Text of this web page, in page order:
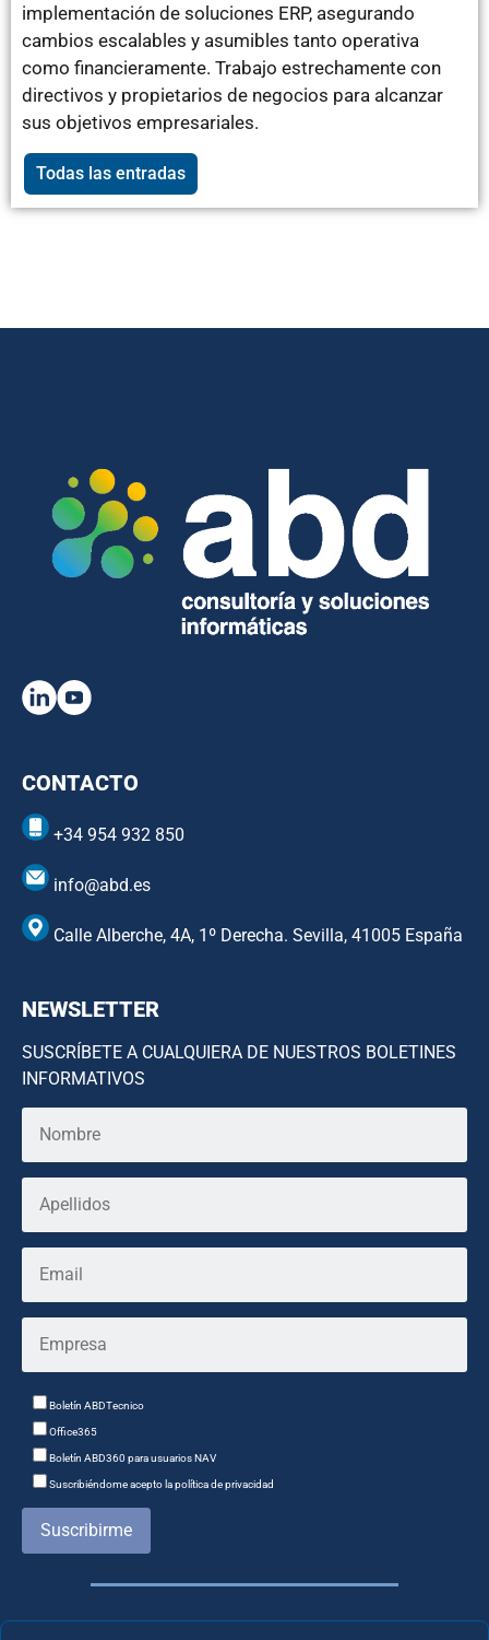
implementación de soluciones ERP, asegurando
cambios escalables y asumibles tanto operativa
como financieramente. Trabajo estrechamente con
directivos y propietarios de negocios para alcanzar
sus objetivos empresariales.
Todas las entradas
CONTACTO
+34 954 932 850
info@abd.es
Calle Alberche, 4A, 1º Derecha. Sevilla, 41005 España
NEWSLETTER
SUSCRÍBETE A CUALQUIERA DE NUESTROS BOLETINES
INFORMATIVOS
Boletín ABDTecnico
Office365
Boletín ABD360 para usuarios NAV
Suscribiéndome acepto la política de privacidad
Suscribirme